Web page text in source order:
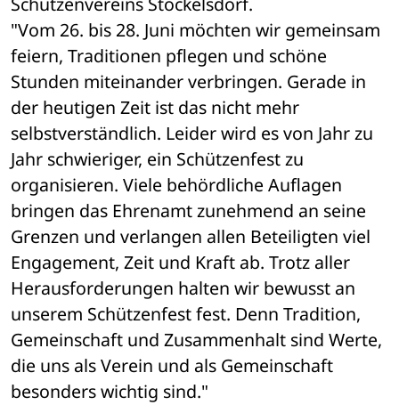
"Vom 26. bis 28. Juni möchten wir gemeinsam
feiern, Traditionen pflegen und schöne
Stunden miteinander verbringen. Gerade in
der heutigen Zeit ist das nicht mehr
selbstverständlich. Leider wird es von Jahr zu
Jahr schwieriger, ein Schützenfest zu
organisieren. Viele behördliche Auflagen
bringen das Ehrenamt zunehmend an seine
Grenzen und verlangen allen Beteiligten viel
Engagement, Zeit und Kraft ab. Trotz aller
Herausforderungen halten wir bewusst an
unserem Schützenfest fest. Denn Tradition,
Gemeinschaft und Zusammenhalt sind Werte,
die uns als Verein und als Gemeinschaft
besonders wichtig sind."